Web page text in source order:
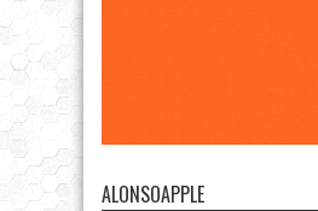
ALONSOAPPLE